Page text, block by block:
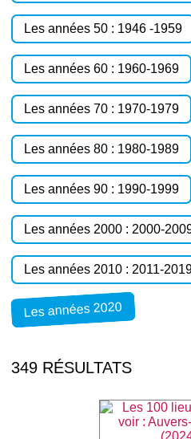
Les années 50 : 1946 -1959
Les années 60 : 1960-1969
Les années 70 : 1970-1979
Les années 80 : 1980-1989
Les années 90 : 1990-1999
Les années 2000 : 2000-
Les années 2010 : 2011-
Les années 2020
349 RÉSULTATS